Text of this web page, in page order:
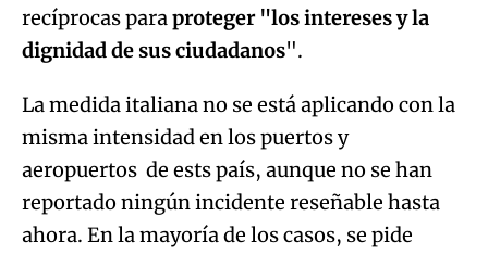
recíprocas paraproteger "los intereses y la
dignidad de sus ciudadanos".
La medida italiana no se está aplicando con la
misma intensidad en los puertos y
aeropuertos de ests país, aunque no se han
reportado ningún incidente reseñable hasta
ahora. En la mayoría de los casos, se pide